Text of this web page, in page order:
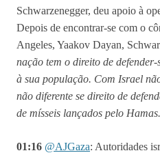
Schwarzenegger, deu apoio à
Depois de encontrar-se com o
Angeles, Yaakov Dayan,
nação tem o direito de
à sua população. Com Israel
não diferente se direito de
de mísseis lançados pelo Hamas.
01:16 @AJGaza: Autoridades